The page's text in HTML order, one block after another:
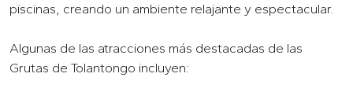
piscinas, creando un ambiente relajante y espectacular.
Algunas de las atracciones más destacadas de las
Grutas de Tolantongo incluyen: